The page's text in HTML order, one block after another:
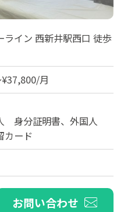
ライン 西新井駅西口 徒歩
月
身分証明書、外国人
カード
お問い合わせ